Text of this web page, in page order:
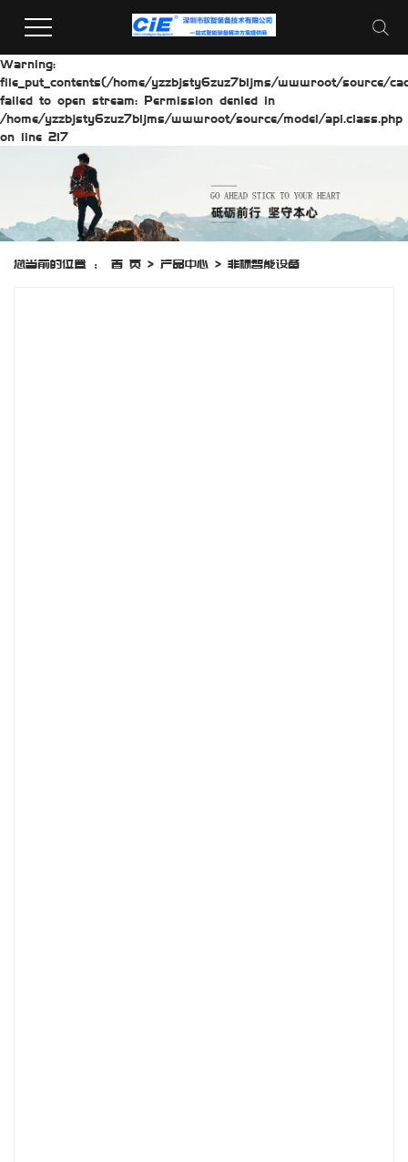
Warning:
file_put_contents(/home/yzzbjsty6zuz7bljms/wwwroot/source/
failed to open stream: Permission denied in
/home/yzzbjsty6zuz7bljms/wwwroot/source/model/api.class.php
on line 217
您当前的位置 ： 首 页 > 产品中心 > 非标智能设备